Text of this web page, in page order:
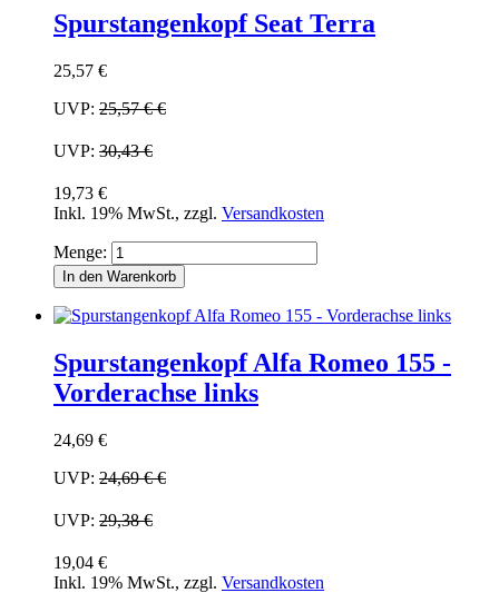
Spurstangenkopf Seat Terra
25,57 €
UVP: 25,57 €€
UVP: 30,43 €
19,73 €
Inkl. 19% MwSt., zzgl. Versandkosten
Menge:
In den Warenkorb
Spurstangenkopf Alfa Romeo 155 -
Vorderachse links
24,69 €
UVP: 24,69 €€
UVP: 29,38 €
19,04 €
Inkl. 19% MwSt., zzgl. Versandkosten